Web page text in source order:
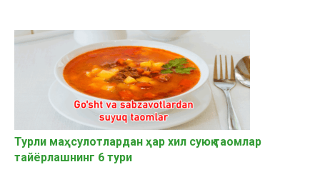
Турли маҳсулотлардан ҳар хил суюқ таомлар
тайёрлашнинг 6 тури